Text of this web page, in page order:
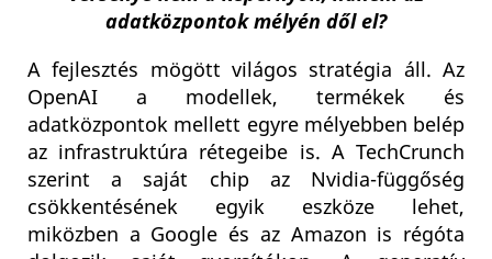
adatközpontok mélyén dől el?
A fejlesztés mögött világos stratégia áll. Az
OpenAI a modellek, termékek és
adatközpontok mellett egyre mélyebben belép
az infrastruktúra rétegeibe is. A TechCrunch
szerint a saját chip az Nvidia-függőség
csökkentésének egyik eszköze lehet,
miközben a Google és az Amazon is régóta